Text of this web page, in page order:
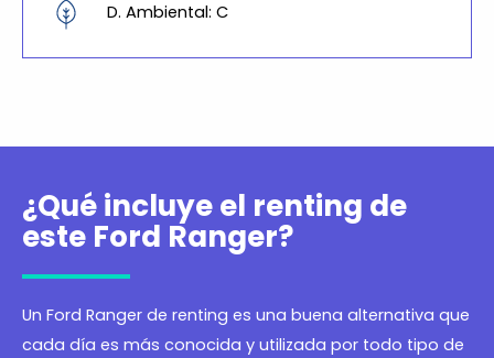
D. Ambiental: C
¿Qué incluye el renting de
este Ford Ranger?
Un Ford Ranger de renting es una buena alternativa que
cada día es más conocida y utilizada por todo tipo de